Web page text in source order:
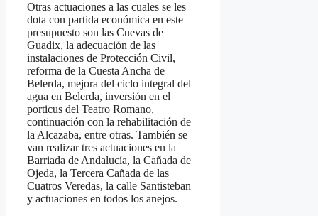
Otras actuaciones a las cuales se les
dota con partida económica en este
presupuesto son las Cuevas de
Guadix, la adecuación de las
instalaciones de Protección Civil,
reforma de la Cuesta Ancha de
Belerda, mejora del ciclo integral del
agua en Belerda, inversión en el
porticus del Teatro Romano,
continuación con la rehabilitación de
la Alcazaba, entre otras. También se
van realizar tres actuaciones en la
Barriada de Andalucía, la Cañada de
Ojeda, la Tercera Cañada de las
Cuatros Veredas, la calle Santisteban
y actuaciones en todos los anejos.